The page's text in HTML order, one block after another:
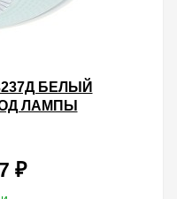
БЕЛЫЙ
ЛАМПЫ
₽